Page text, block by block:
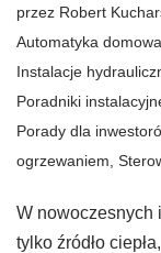
przez Robert
Automatyka domowa
Instalacje
Poradniki
Porady dla
ogrzewaniem
W nowoczesnych
tylko źródło